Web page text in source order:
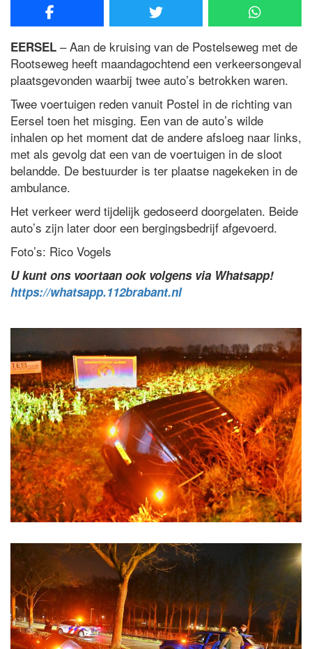
EERSEL – Aan de kruising van de Postelseweg met de
Rootseweg heeft maandagochtend een verkeersongeval
plaatsgevonden waarbij twee auto’s betrokken waren.
Twee voertuigen reden vanuit Postel in de richting van
Eersel toen het misging. Een van de auto’s wilde
inhalen op het moment dat de andere afsloeg naar links,
met als gevolg dat een van de voertuigen in de sloot
belandde. De bestuurder is ter plaatse nagekeken in de
ambulance.
Het verkeer werd tijdelijk gedoseerd doorgelaten. Beide
auto’s zijn later door een bergingsbedrijf afgevoerd.
Foto’s: Rico Vogels
U kunt ons voortaan ook volgens via Whatsapp!
https://whatsapp.112brabant.nl